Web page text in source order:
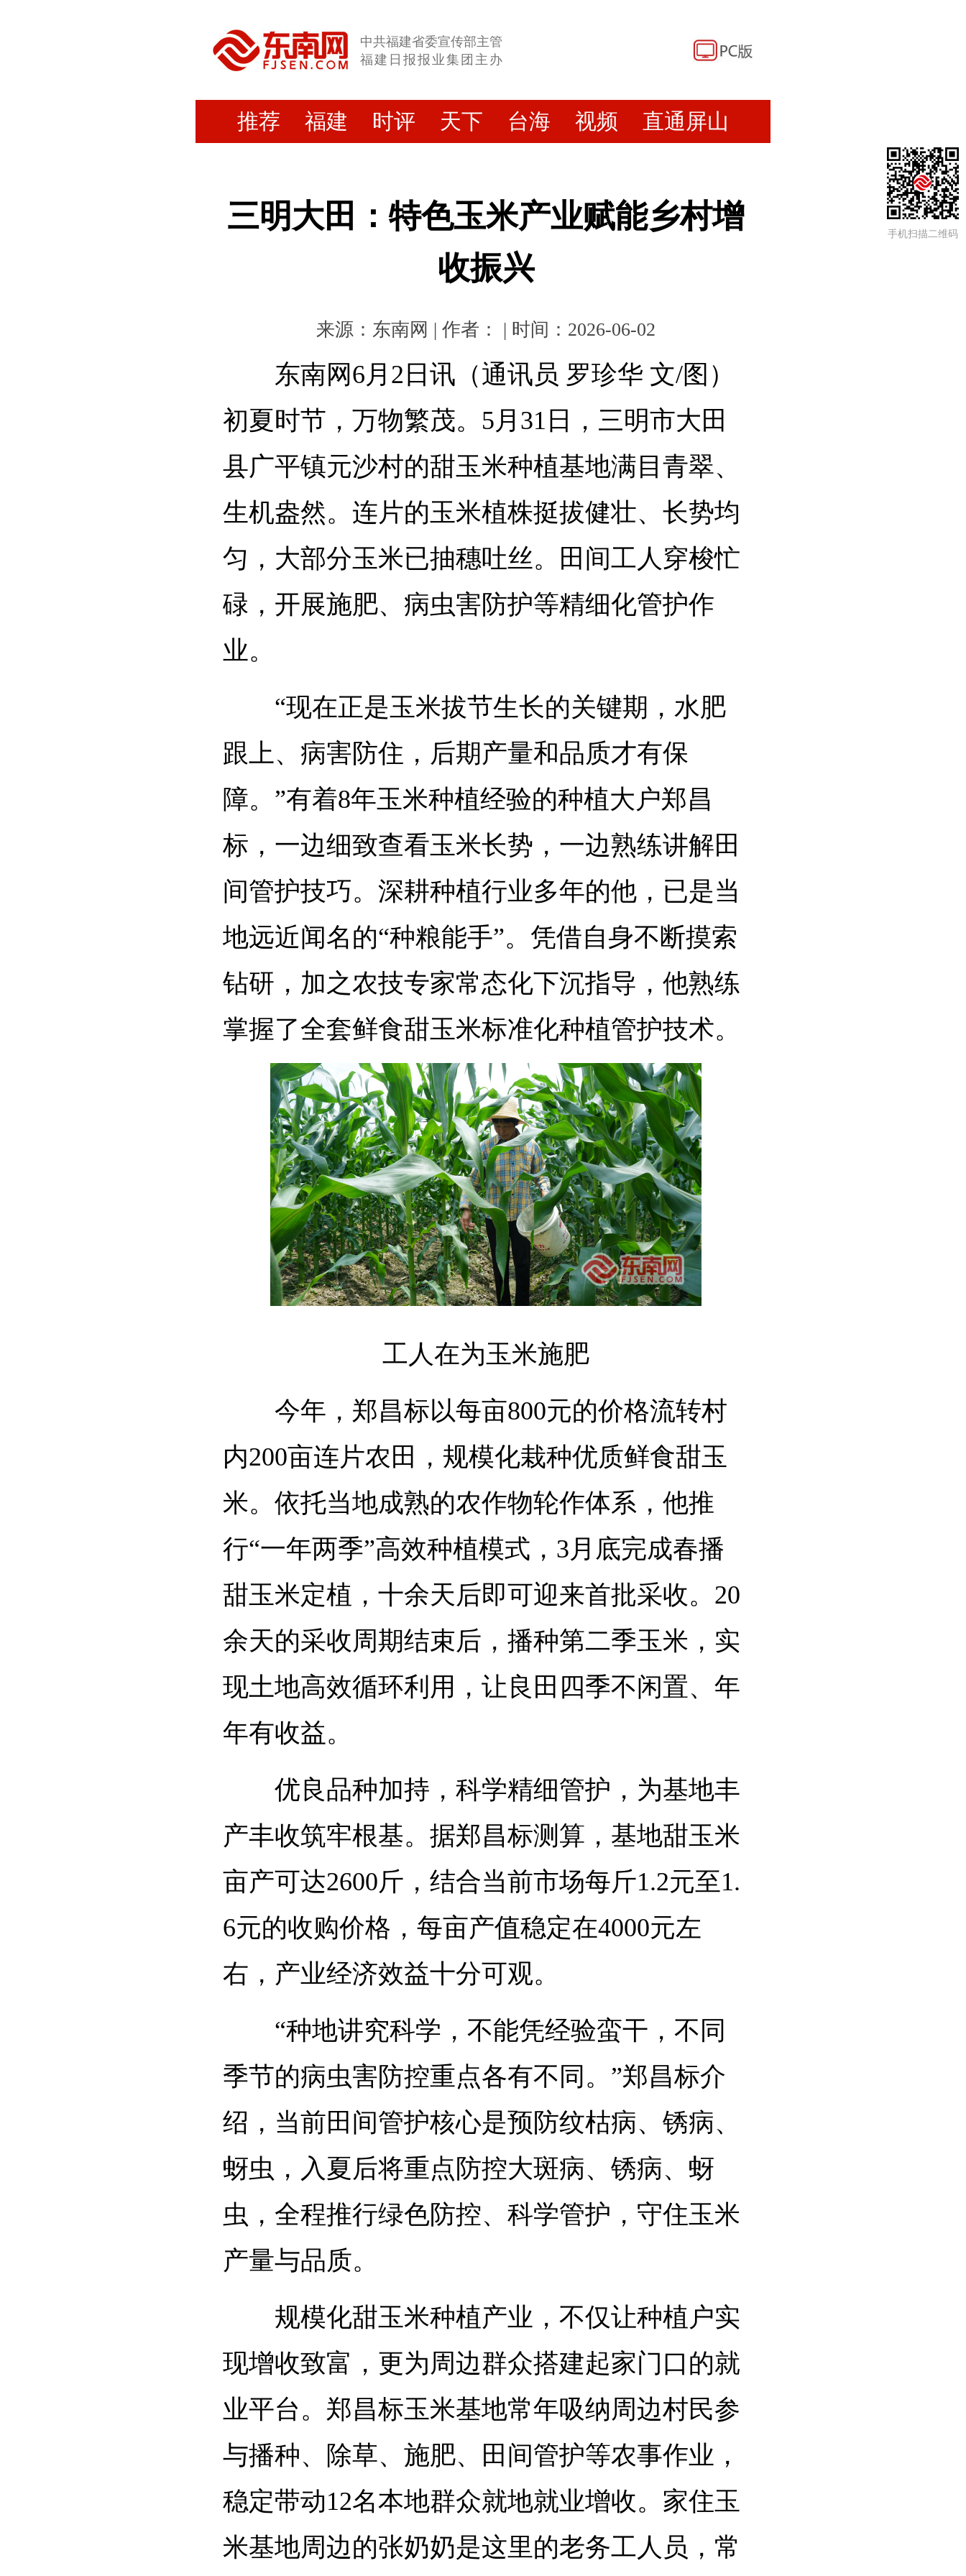
中共福建省委宣传部主管
福建日报报业集团主办
推荐 福建 时评 天下 台海 视频 直通屏山
三明大田：特色玉米产业赋能乡村增
收振兴
来源：东南网 | 作者： | 时间：2026-06-02
东南网6月2日讯（通讯员 罗珍华 文/图）
初夏时节，万物繁茂。5月31日，三明市大田
县广平镇元沙村的甜玉米种植基地满目青翠、
生机盎然。连片的玉米植株挺拔健壮、长势均
匀，大部分玉米已抽穗吐丝。田间工人穿梭忙
碌，开展施肥、病虫害防护等精细化管护作
业。
“现在正是玉米拔节生长的关键期，水肥
跟上、病害防住，后期产量和品质才有保
障。”有着8年玉米种植经验的种植大户郑昌
标，一边细致查看玉米长势，一边熟练讲解田
间管护技巧。深耕种植行业多年的他，已是当
地远近闻名的“种粮能手”。凭借自身不断摸索
钻研，加之农技专家常态化下沉指导，他熟练
掌握了全套鲜食甜玉米标准化种植管护技术。
工人在为玉米施肥
今年，郑昌标以每亩800元的价格流转村
内200亩连片农田，规模化栽种优质鲜食甜玉
米。依托当地成熟的农作物轮作体系，他推
行“一年两季”高效种植模式，3月底完成春播
甜玉米定植，十余天后即可迎来首批采收。20
余天的采收周期结束后，播种第二季玉米，实
现土地高效循环利用，让良田四季不闲置、年
年有收益。
优良品种加持，科学精细管护，为基地丰
产丰收筑牢根基。据郑昌标测算，基地甜玉米
亩产可达2600斤，结合当前市场每斤1.2元至1.
6元的收购价格，每亩产值稳定在4000元左
右，产业经济效益十分可观。
“种地讲究科学，不能凭经验蛮干，不同
季节的病虫害防控重点各有不同。”郑昌标介
绍，当前田间管护核心是预防纹枯病、锈病、
蚜虫，入夏后将重点防控大斑病、锈病、蚜
虫，全程推行绿色防控、科学管护，守住玉米
产量与品质。
规模化甜玉米种植产业，不仅让种植户实
现增收致富，更为周边群众搭建起家门口的就
业平台。郑昌标玉米基地常年吸纳周边村民参
与播种、除草、施肥、田间管护等农事作业，
稳定带动12名本地群众就地就业增收。家住玉
米基地周边的张奶奶是这里的老务工人员，常